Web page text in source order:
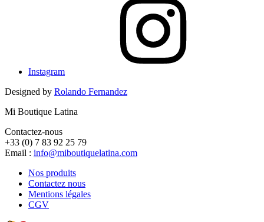
Instagram
Designed by Rolando Fernandez
Mi Boutique Latina
Contactez-nous
+33 (0) 7 83 92 25 79
Email : info@miboutiquelatina.com
Nos produits
Contactez nous
Mentions légales
CGV